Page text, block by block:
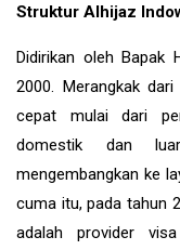
Struktur Alhijaz
Didirikan oleh Bapak
2000. Merangkak
cepat mulai dari
domestik dan
mengembangkan ke
cuma itu, pada tahun
adalah provider